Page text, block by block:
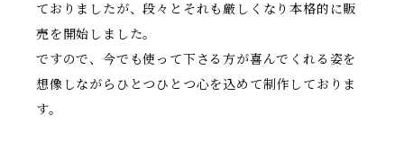
ておりましたが、段々とそれも厳しくなり本格的に販
売を開始しました。
ですので、今でも使って下さる方が喜んでくれる姿を
想像しながらひとつひとつ心を込めて制作しておりま
す。